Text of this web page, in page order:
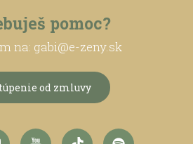
pomoc?
na: gabi@e-zeny.sk
od zmluvy